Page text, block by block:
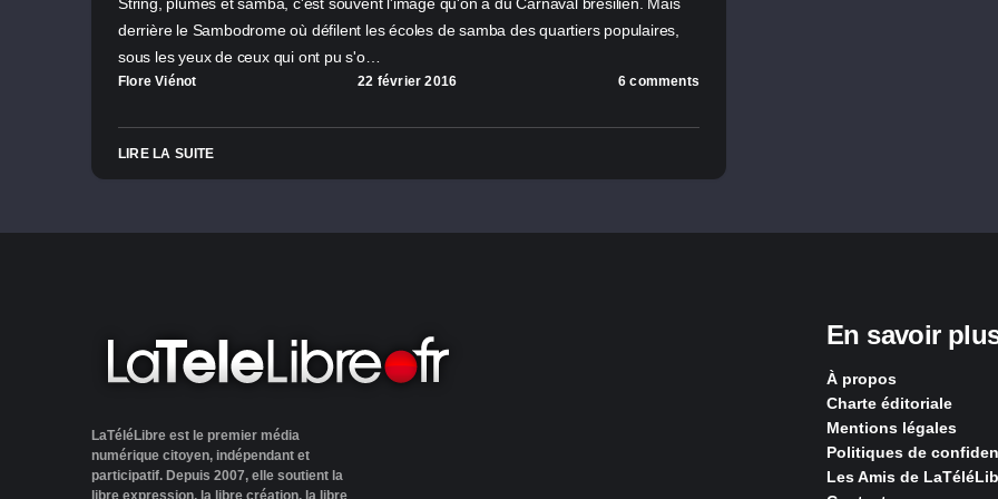
derrière le Sambodrome où défilent les écoles de samba des quartiers populaires,
sous les yeux de ceux qui ont pu s'o…
Flore Viénot 22 février 2016 6 comments
LIRE LA SUITE
LaTéléLibre est le premier média
numérique citoyen, indépendant et
participatif. Depuis 2007, elle soutient la
En savoir
À propos
Charte éditoriale
Mentions légales
Politiques de
Les Amis de